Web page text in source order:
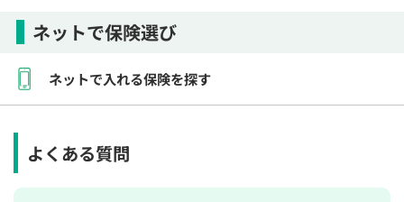
ネットで保険選び
ネットで入れる保険を探す
よくある質問